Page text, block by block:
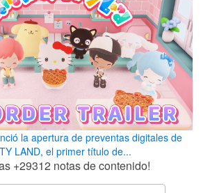
la apertura de preventas digitales de
LAND, el primer título de...
+29312 notas de contenido!